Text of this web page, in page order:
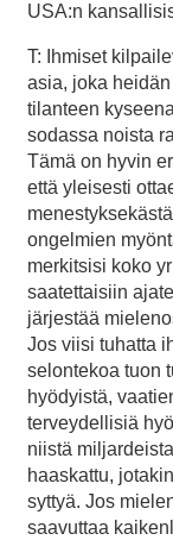
USA:n
T: Ihmiset
asia, joka
tilanteen
sodassa noista
Tämä on hyvin
että yleisesti
ongelmien
merkitsisi koko
saatettaisiin
järjestää
Jos viisi tuhatta
selontekoa tuon
hyödyistä,
terveydellisiä
niistä
haaskattu,
syttyä. Jos
saavuttaa